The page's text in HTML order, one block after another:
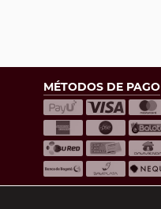
MÉTODOS DE PAGO